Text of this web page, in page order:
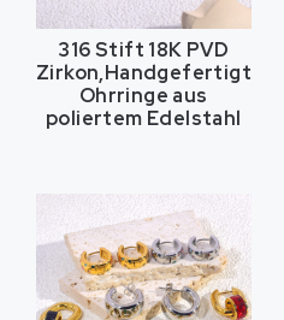
316 Stift 18K PVD
Zirkon,Handgefertigte
Ohrringe aus
poliertem Edelstahl